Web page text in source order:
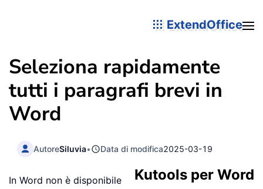
ExtendOffice
Seleziona rapidamente
tutti i paragrafi brevi in
Word
AutoreSiluvia• Data di modifica2025-03-19
Kutools per Word
In Word non è disponibile